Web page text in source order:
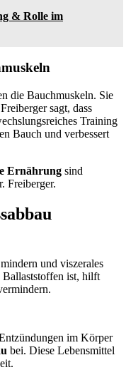
& Rolle im
die Bauchmuskeln. Sie
sagt, dass
Training
Bauch und verbessert
Ernährung sind
Freiberger.
und viszerales
Ballaststoffen ist, hilft
im Körper
bei. Diese Lebensmittel